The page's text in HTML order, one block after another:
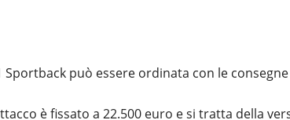
Sportback può essere ordinata con le
è fissato a 22.500 euro e si tratta della